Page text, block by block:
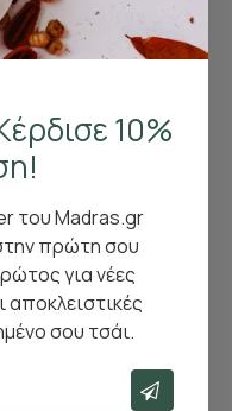
10%
του Madras.gr
πρώτη σου
για νέες
αποκλειστικές
σου τσάι.